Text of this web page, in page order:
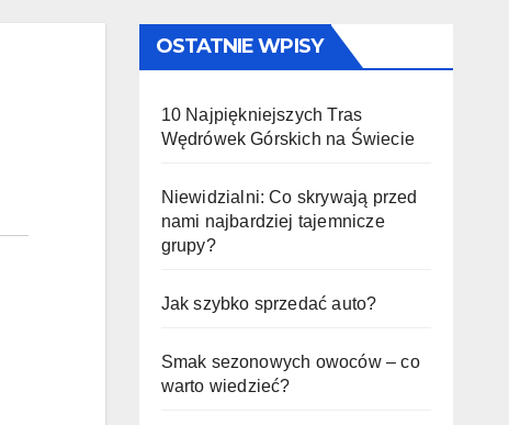
OSTATNIE WPISY
10 Najpiękniejszych Tras
Wędrówek Górskich na Świecie
Niewidzialni: Co skrywają przed
nami najbardziej tajemnicze
grupy?
Jak szybko sprzedać auto?
Smak sezonowych owoców – co
warto wiedzieć?